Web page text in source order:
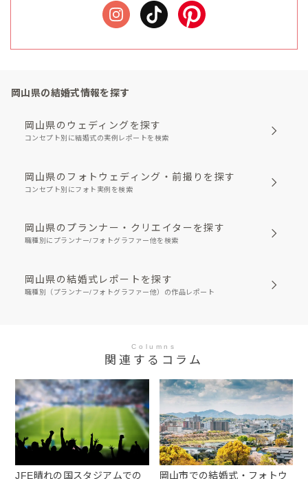
岡山県の結婚式情報を探す
岡山県のウェディングを探す
コンセプト別に結婚式の実例レポートを検索
岡山県のフォトウェディング・前撮りを探す
コンセプト別にフォト実例を検索
岡山県のプランナー・クリエイターを探す
職種別にプランナー/フォトグラファー他を検索
岡山県の結婚式レポートを探す
職種別（プランナー/フォトグラファー他）の作品レポート
Columns
関連するコラム
JFE晴れの国スタジアムでの 岡山市での結婚式・フォトウ